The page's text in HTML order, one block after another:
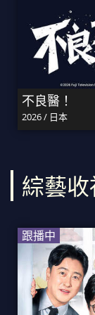
不良醫！
2026 / 日本
綜藝
跟播中